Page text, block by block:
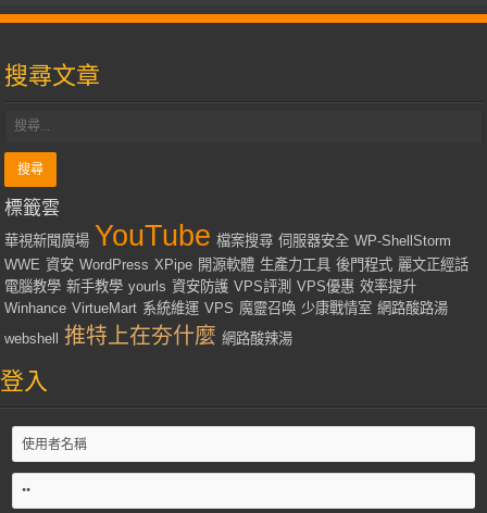
搜尋文章
標籤雲
華視新聞廣場 YouTube 檔案搜尋 伺服器安全 WP-ShellStorm
WWE 資安 WordPress XPipe 開源軟體 生產力工具 後門程式 麗文正經話
電腦教學 新手教學 yourls 資安防護 VPS評測 VPS優惠 效率提升
Winhance VirtueMart 系統維運 VPS 魔靈召喚 少康戰情室 網路酸路湯
webshell
推特上在夯什麼 網路酸辣湯
登入